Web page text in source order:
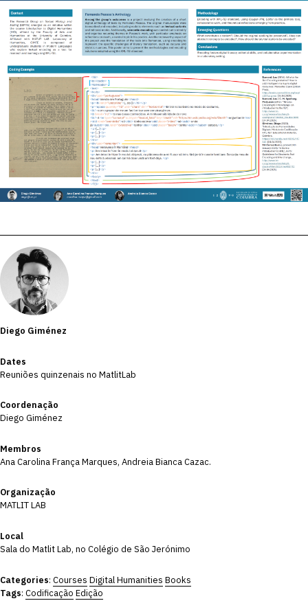
Diego Giménez
Dates
Reuniões quinzenais no MatlitLab
Coordenação
Diego Giménez
Membros
Ana Carolina França Marques, Andreia Bianca Cazac.
Organização
MATLIT LAB
Local
Sala do Matlit Lab, no Colégio de São Jerónimo
Categories: Courses Digital Humanities Books
Tags: Codificação Edição